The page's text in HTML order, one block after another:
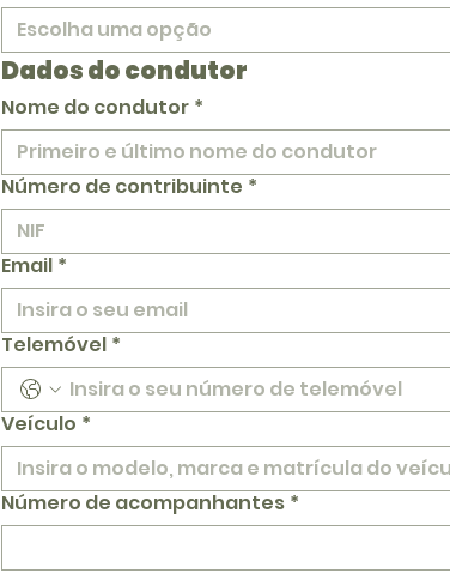
Escolha uma opção
Dados do condutor
Nome do condutor *
Número de contribuinte *
Email *
Telemóvel *
Veículo *
Número de acompanhantes *